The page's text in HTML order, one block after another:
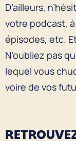
D’ailleurs,
votre podcast,
épisodes, etc.
N’oubliez pas
lequel vous
voire de vos